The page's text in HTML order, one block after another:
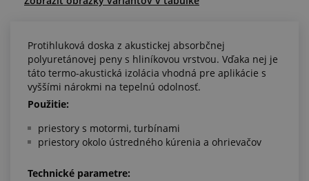
Protihluková doska z akustickej absorbčnej
polyuretánovej peny s hliníkovou vrstvou. Vďaka nej je
táto termo-akustická izolácia vhodná pre aplikácie s
vyššími nárokmi na tepelnú odolnosť.
Použitie:
priestory s motormi, turbínami
priestory okolo ústredného kúrenia a ohrievačov
Technické parametre: